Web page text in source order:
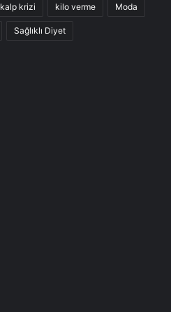
kalp krizi kilo verme Moda
Sağlıklı Diyet